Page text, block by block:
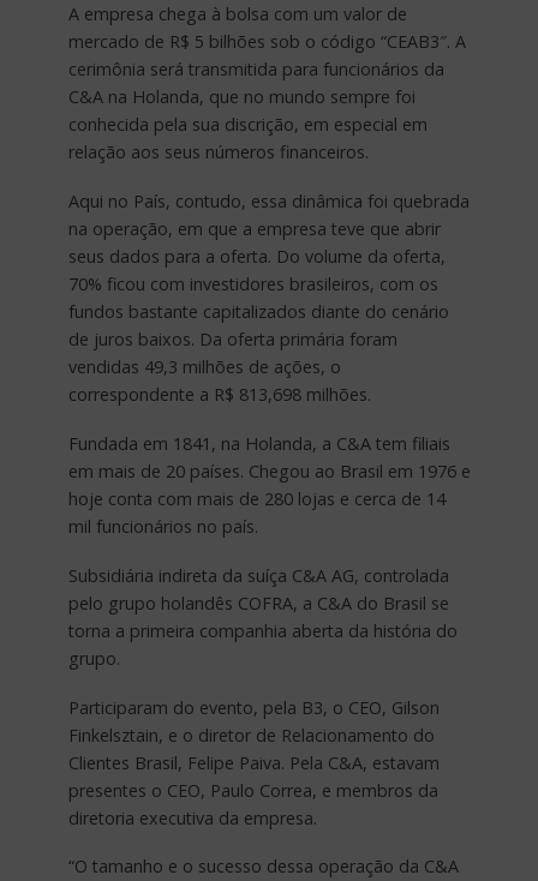
A empresa chega à bolsa com um valor de
mercado de R$ 5 bilhões sob o código “CEAB3″. A
cerimônia será transmitida para funcionários da
C&A na Holanda, que no mundo sempre foi
conhecida pela sua discrição, em especial em
relação aos seus números financeiros.
Aqui no País, contudo, essa dinâmica foi quebrada
na operação, em que a empresa teve que abrir
seus dados para a oferta. Do volume da oferta,
70% ficou com investidores brasileiros, com os
fundos bastante capitalizados diante do cenário
de juros baixos. Da oferta primária foram
vendidas 49,3 milhões de ações, o
correspondente a R$ 813,698 milhões.
Fundada em 1841, na Holanda, a C&A tem filiais
em mais de 20 países. Chegou ao Brasil em 1976 e
hoje conta com mais de 280 lojas e cerca de 14
mil funcionários no país.
Subsidiária indireta da suíça C&A AG, controlada
pelo grupo holandês COFRA, a C&A do Brasil se
torna a primeira companhia aberta da história do
grupo.
Participaram do evento, pela B3, o CEO, Gilson
Finkelsztain, e o diretor de Relacionamento do
Clientes Brasil, Felipe Paiva. Pela C&A, estavam
presentes o CEO, Paulo Correa, e membros da
diretoria executiva da empresa.
“O tamanho e o sucesso dessa operação da C&A